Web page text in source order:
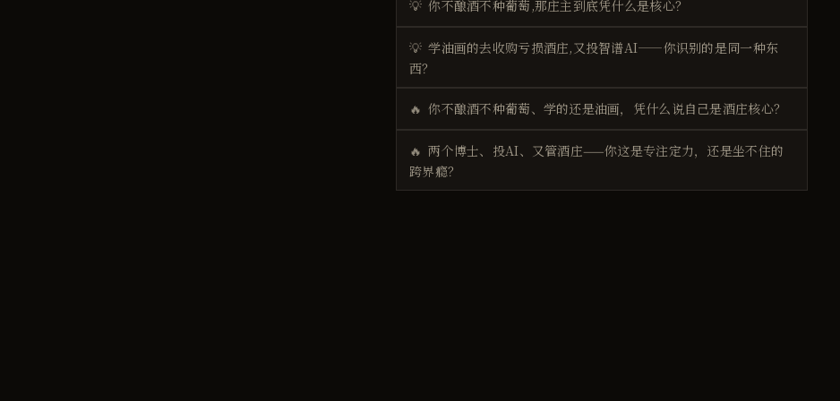
💡 你不酿酒不种葡萄,那庄主到底凭什么是核心？
💡 学油画的去收购亏损酒庄,又投智谱AI——你识别的是同一种东
西？
🔥 你不酿酒不种葡萄、学的还是油画，凭什么说自己是酒庄核心？
🔥 两个博士、投AI、又管酒庄——你这是专注定力，还是坐不住的
跨界瘾？